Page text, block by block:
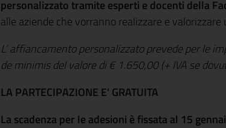
personalizzato tramite esperti e docenti della
alle aziende che vorranno realizzare e
L’ affiancamento personalizzato prevede per le
de minimis del valore di € 1.650,00 (+ IVA se
LA PARTECIPAZIONE E’ GRATUITA
La scadenza per le adesioni è fissata al 15